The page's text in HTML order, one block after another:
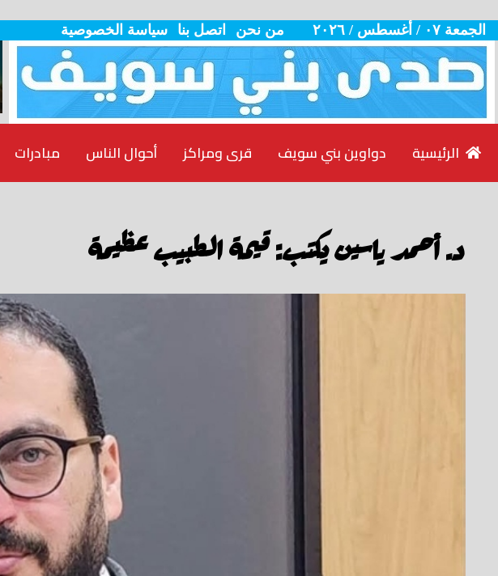
الجمعة ٠٧ / أغسطس / ٢٠٢٦ من نحن اتصل بنا سياسة الخصوصية
مبادرات أحوال الناس قرى ومراكز دواوين بني سويف
د. أحمد ياسين يكتب: قيمة الطبيب عظيمة